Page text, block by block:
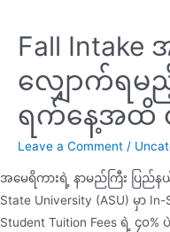
Fall
လျှောက်ရ
ရက်နေ့အထိ
Leave a Comment /
အမေရိကားရဲ့ နာမည်ကြီး ​​ပြည်
State University (ASU) မှာ
Student Tuition Fees ရဲ့ ၄၀%